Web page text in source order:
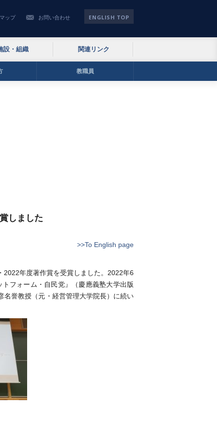
ップ お問い合わせ ENGLISH TOP
設・組織 関連リンク
教職員
しました
>>To English page
年度著作賞を受賞しました。2022年6
フォーム・自民党』（慶應義塾大学出版
名誉教授（元・経営管理大学院長）に続い